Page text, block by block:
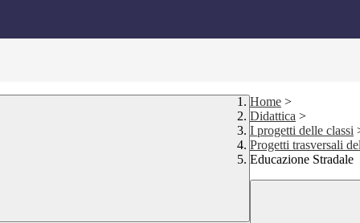
Home >
Didattica >
I progetti delle classi
Progetti trasversali
Educazione Stradale